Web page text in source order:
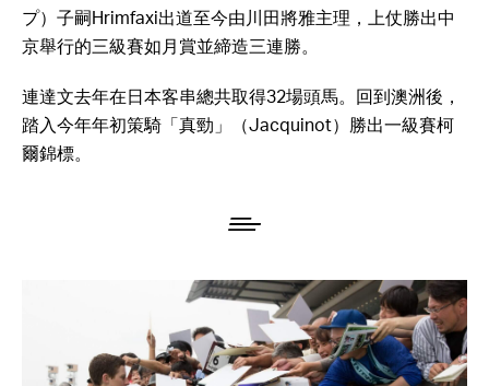
プ）子嗣 Hrimfaxi出道至今由川田將雅主理，上仗勝出中
京舉行的三級賽如月賞並締造三連勝。
連達文去年在日本客串總共取得32場頭馬。回到澳洲後，
踏入今年年初策騎「真勁」（Jacquinot）勝出一級賽柯
爾錦標。